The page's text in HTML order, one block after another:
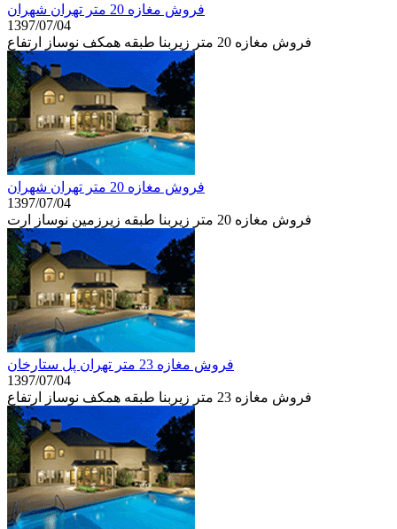
فروش مغازه 20 متر تهران شهران
1397/07/04
فروش مغازه 20 متر زیربنا طبقه همكف نوساز ارتفاع
فروش مغازه 20 متر تهران شهران
1397/07/04
فروش مغازه 20 متر زیربنا طبقه زيرزمين نوساز ارت
فروش مغازه 23 متر تهران پل ستارخان
1397/07/04
فروش مغازه 23 متر زیربنا طبقه همكف نوساز ارتفاع